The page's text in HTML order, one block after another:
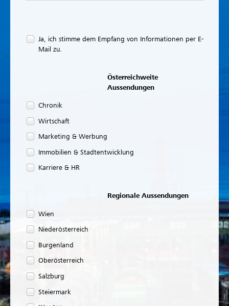
Ja, ich stimme dem Empfang von Informationen per E-
Mail zu.
Österreichweite
Aussendungen
Chronik
Wirtschaft
Marketing & Werbung
Immobilien & Stadtentwicklung
Karriere & HR
Regionale Aussendungen
Wien
Niederösterreich
Burgenland
Oberösterreich
Salzburg
Steiermark